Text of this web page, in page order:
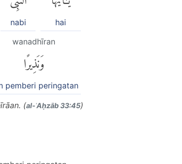
hai
nabi
wanadhīran
وَنَذِيرًا
pemberi peringatan
(al-ʾAḥzāb 33:45)